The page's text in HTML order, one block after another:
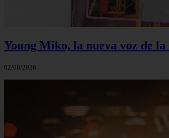
Young Miko, la nueva voz de
02/08/2026